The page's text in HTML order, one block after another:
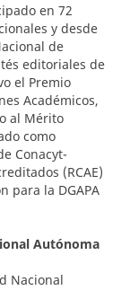
en 72
y desde
de
editoriales de
el Premio
Académicos,
al Mérito
como
Conacyt-
(RCAE)
para la DGAPA
Autónoma
Nacional